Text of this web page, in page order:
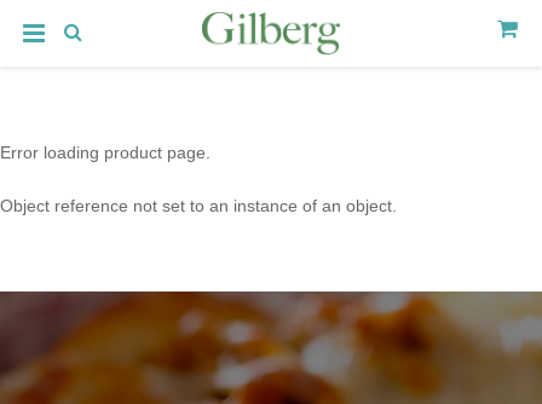
Error loading product page.
Object reference not set to an instance of an object.